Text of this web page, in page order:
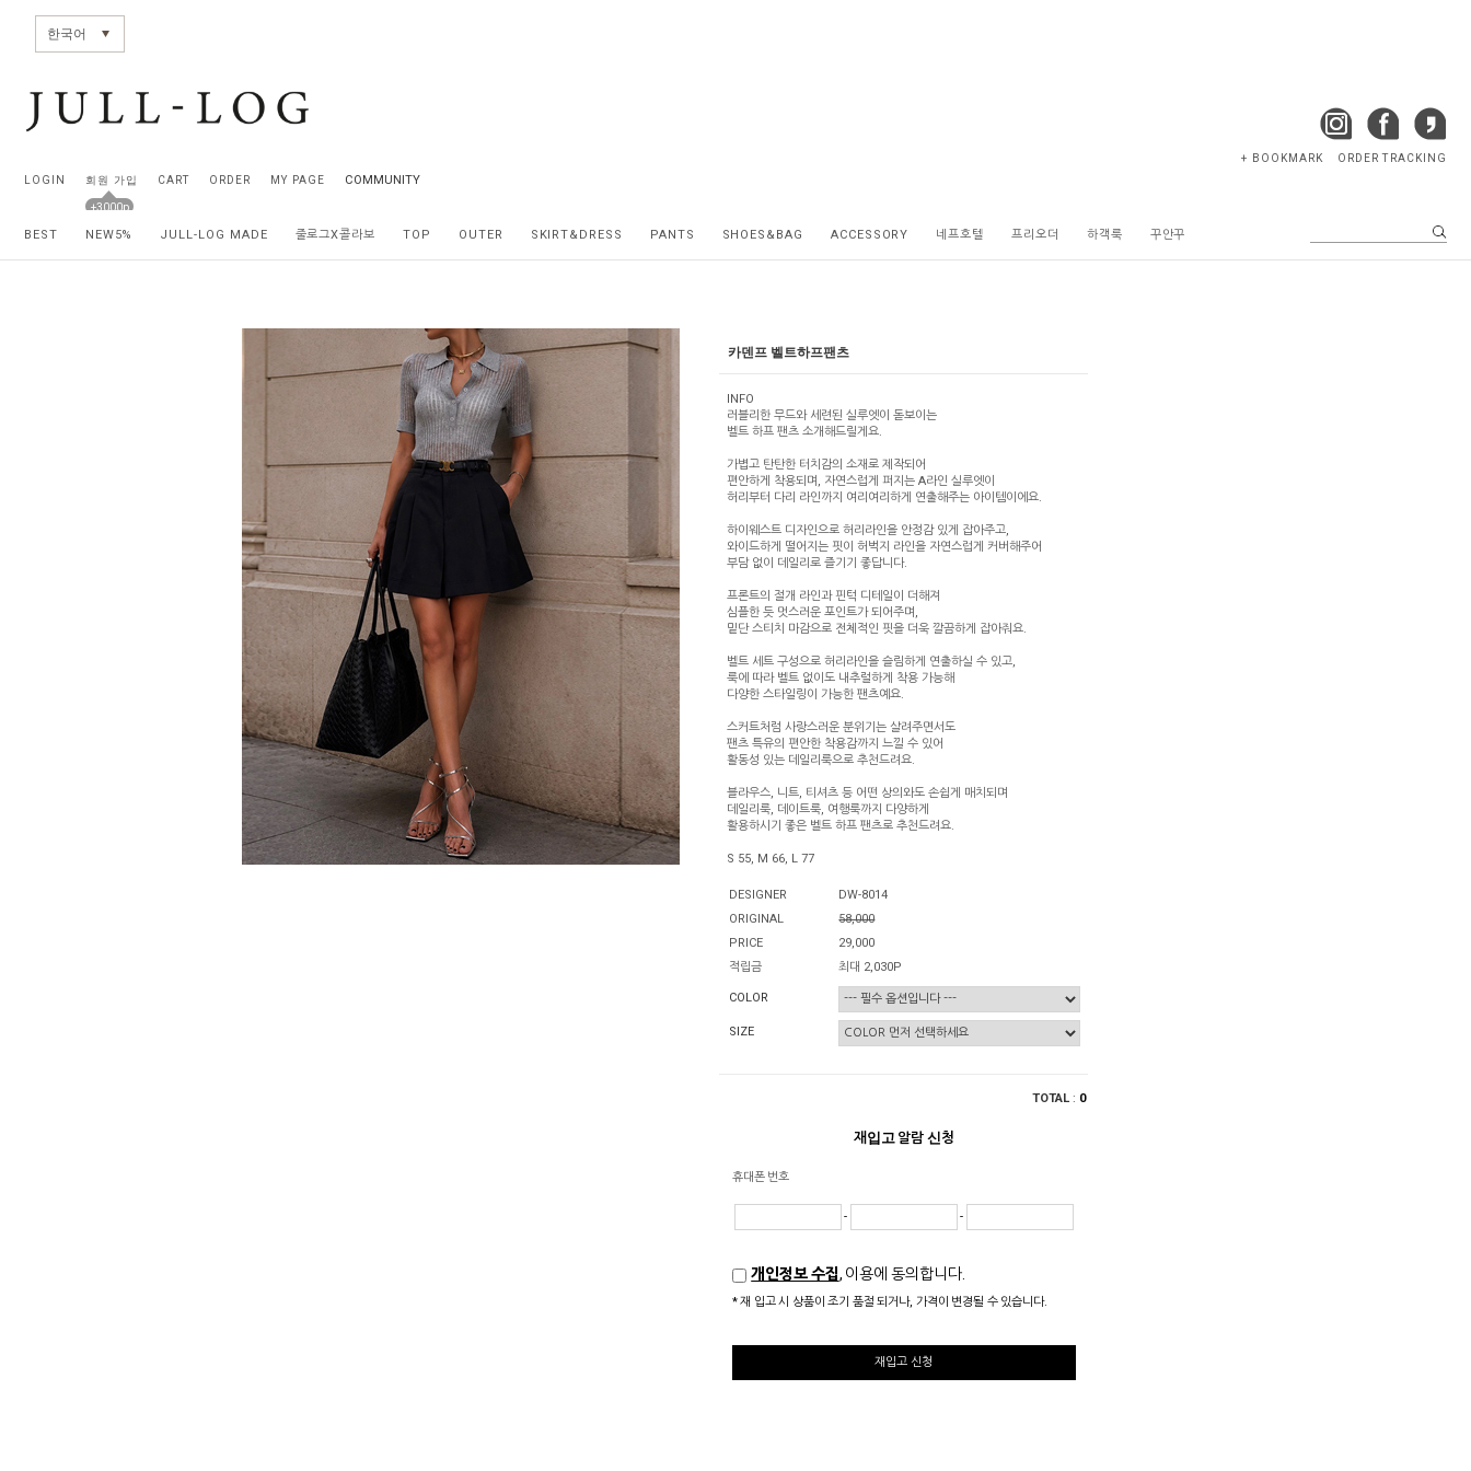
한국어
+ BOOKMARK
ORDER TRACKING
LOGIN
회원 가입
+3000p
CART ORDER MY PAGE COMMUNITY
BEST NEW5% JULL-LOG MADE 줄로그X콜라보 TOP OUTER SKIRT&DRESS PANTS SHOES&BAG ACCESSORY 네프호텔 프리오더 하객룩 꾸안꾸
카덴프 벨트하프팬츠
INFO
러블리한 무드와 세련된 실루엣이 돋보이는
벨트 하프 팬츠 소개해드릴게요.
가볍고 탄탄한 터치감의 소재로 제작되어
편안하게 착용되며, 자연스럽게 퍼지는 A라인 실루엣이
허리부터 다리 라인까지 여리여리하게 연출해주는 아이템이에요.
하이웨스트 디자인으로 허리라인을 안정감 있게 잡아주고,
와이드하게 떨어지는 핏이 허벅지 라인을 자연스럽게 커버해주어
부담 없이 데일리로 즐기기 좋답니다.
프론트의 절개 라인과 핀턱 디테일이 더해져
심플한 듯 멋스러운 포인트가 되어주며,
밑단 스티치 마감으로 전체적인 핏을 더욱 깔끔하게 잡아줘요.
벨트 세트 구성으로 허리라인을 슬림하게 연출하실 수 있고,
룩에 따라 벨트 없이도 내추럴하게 착용 가능해
다양한 스타일링이 가능한 팬츠예요.
스커트처럼 사랑스러운 분위기는 살려주면서도
팬츠 특유의 편안한 착용감까지 느낄 수 있어
활동성 있는 데일리룩으로 추천드려요.
블라우스, 니트, 티셔츠 등 어떤 상의와도 손쉽게 매치되며
데일리룩, 데이트룩, 여행룩까지 다양하게
활용하시기 좋은 벨트 하프 팬츠로 추천드려요.
S 55, M 66, L 77
DESIGNER
DW-8014
ORIGINAL
58,000
PRICE
29,000
적립금
최대 2,030P
COLOR
SIZE
TOTAL : 0
재입고 알람 신청
휴대폰 번호
- -
개인정보 수집, 이용에 동의합니다.
* 재 입고 시 상품이 조기 품절 되거나, 가격이 변경될 수 있습니다.
재입고 신청